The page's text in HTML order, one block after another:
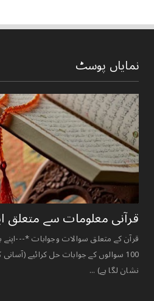
نمایاں پوسٹ
قرآنی ‏معلومات ‏سے ‏متعلق
قرآن کے متعلق سوالات وجوابات *---
100 سوالوں کے جوابات حل کرائیے
نشان لگا ہے) ...